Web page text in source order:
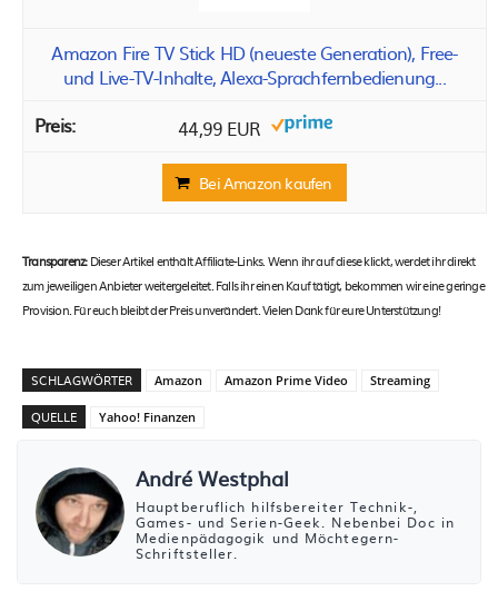
Amazon Fire TV Stick HD (neueste Generation), Free-
und Live-TV-Inhalte, Alexa-Sprachfernbedienung...
44,99 EUR
Bei Amazon kaufen
Transparenz:Dieser Artikel enthält Affiliate-Links. Wenn ihr auf diese klickt, werdet ihr direkt
zum jeweiligen Anbieter weitergeleitet. Falls ihr einen Kauf tätigt, bekommen wir eine geringe
Provision. Für euch bleibt der Preis unverändert. Vielen Dank für eure Unterstützung!
SCHLAGWÖRTER Amazon Amazon Prime Video Streaming
QUELLE Yahoo! Finanzen
André Westphal
Hauptberuflich hilfsbereiter Technik-,
Games- und Serien-Geek. Nebenbei Doc in
Medienpädagogik und Möchtegern-
Schriftsteller.